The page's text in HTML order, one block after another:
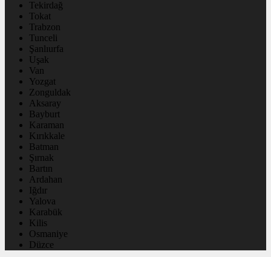
Tekirdağ
Tokat
Trabzon
Tunceli
Şanlıurfa
Uşak
Van
Yozgat
Zonguldak
Aksaray
Bayburt
Karaman
Kırıkkale
Batman
Şırnak
Bartın
Ardahan
Iğdır
Yalova
Karabük
Kilis
Osmaniye
Düzce